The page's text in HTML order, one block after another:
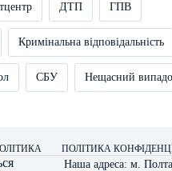
ДТП ГПВ
Кримінальна відповідальність
СБУ Нещасний
ПОЛІТИКА
Наша адреса: м.